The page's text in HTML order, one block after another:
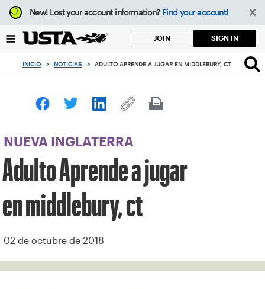
Enfoque
desde
botón
volver
principio
New!Lost your account information? Find your account!
JOIN SIGN IN
INICIO > NOTICIAS > ADULTO APRENDE A JUGAR EN MIDDLEBURY, CT
NUEVA INGLATERRA
Adulto Aprende a jugar
en middlebury, ct
02 de octubre de 2018